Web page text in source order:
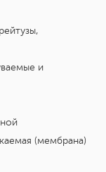
и
(мембрана)